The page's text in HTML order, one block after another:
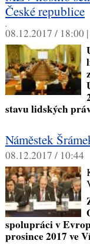
České republice
,
08.12.2017 / 18:00 |
stavu lidských
Náměstek
08.12.2017 / 10:44
spolupráci v
prosince 2017 ve